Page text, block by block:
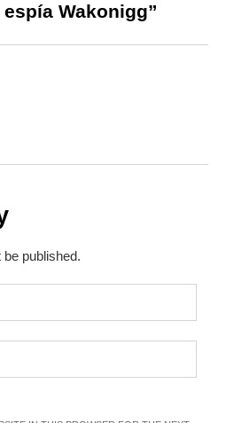
Wakonigg”
published.